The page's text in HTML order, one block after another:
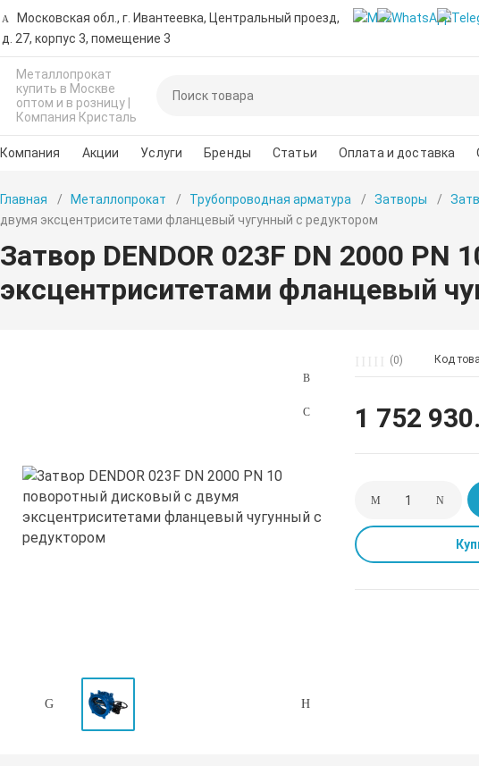
Московская обл., г. Ивантеевка, Центральный проезд,
д. 27, корпус 3, помещение 3
Металлопрокат
купить в Москве
оптом и в розницу |
Компания Кристаль
Компания Акции Услуги Бренды Статьи Оплата и доставка
Главная Металлопрокат Трубопроводная арматура Затворы
двумя эксцентриситетами фланцевый чугунный с редуктором
Затвор DENDOR 023F DN 2000
эксцентриситетами фланцевый
(0) Код
1 752